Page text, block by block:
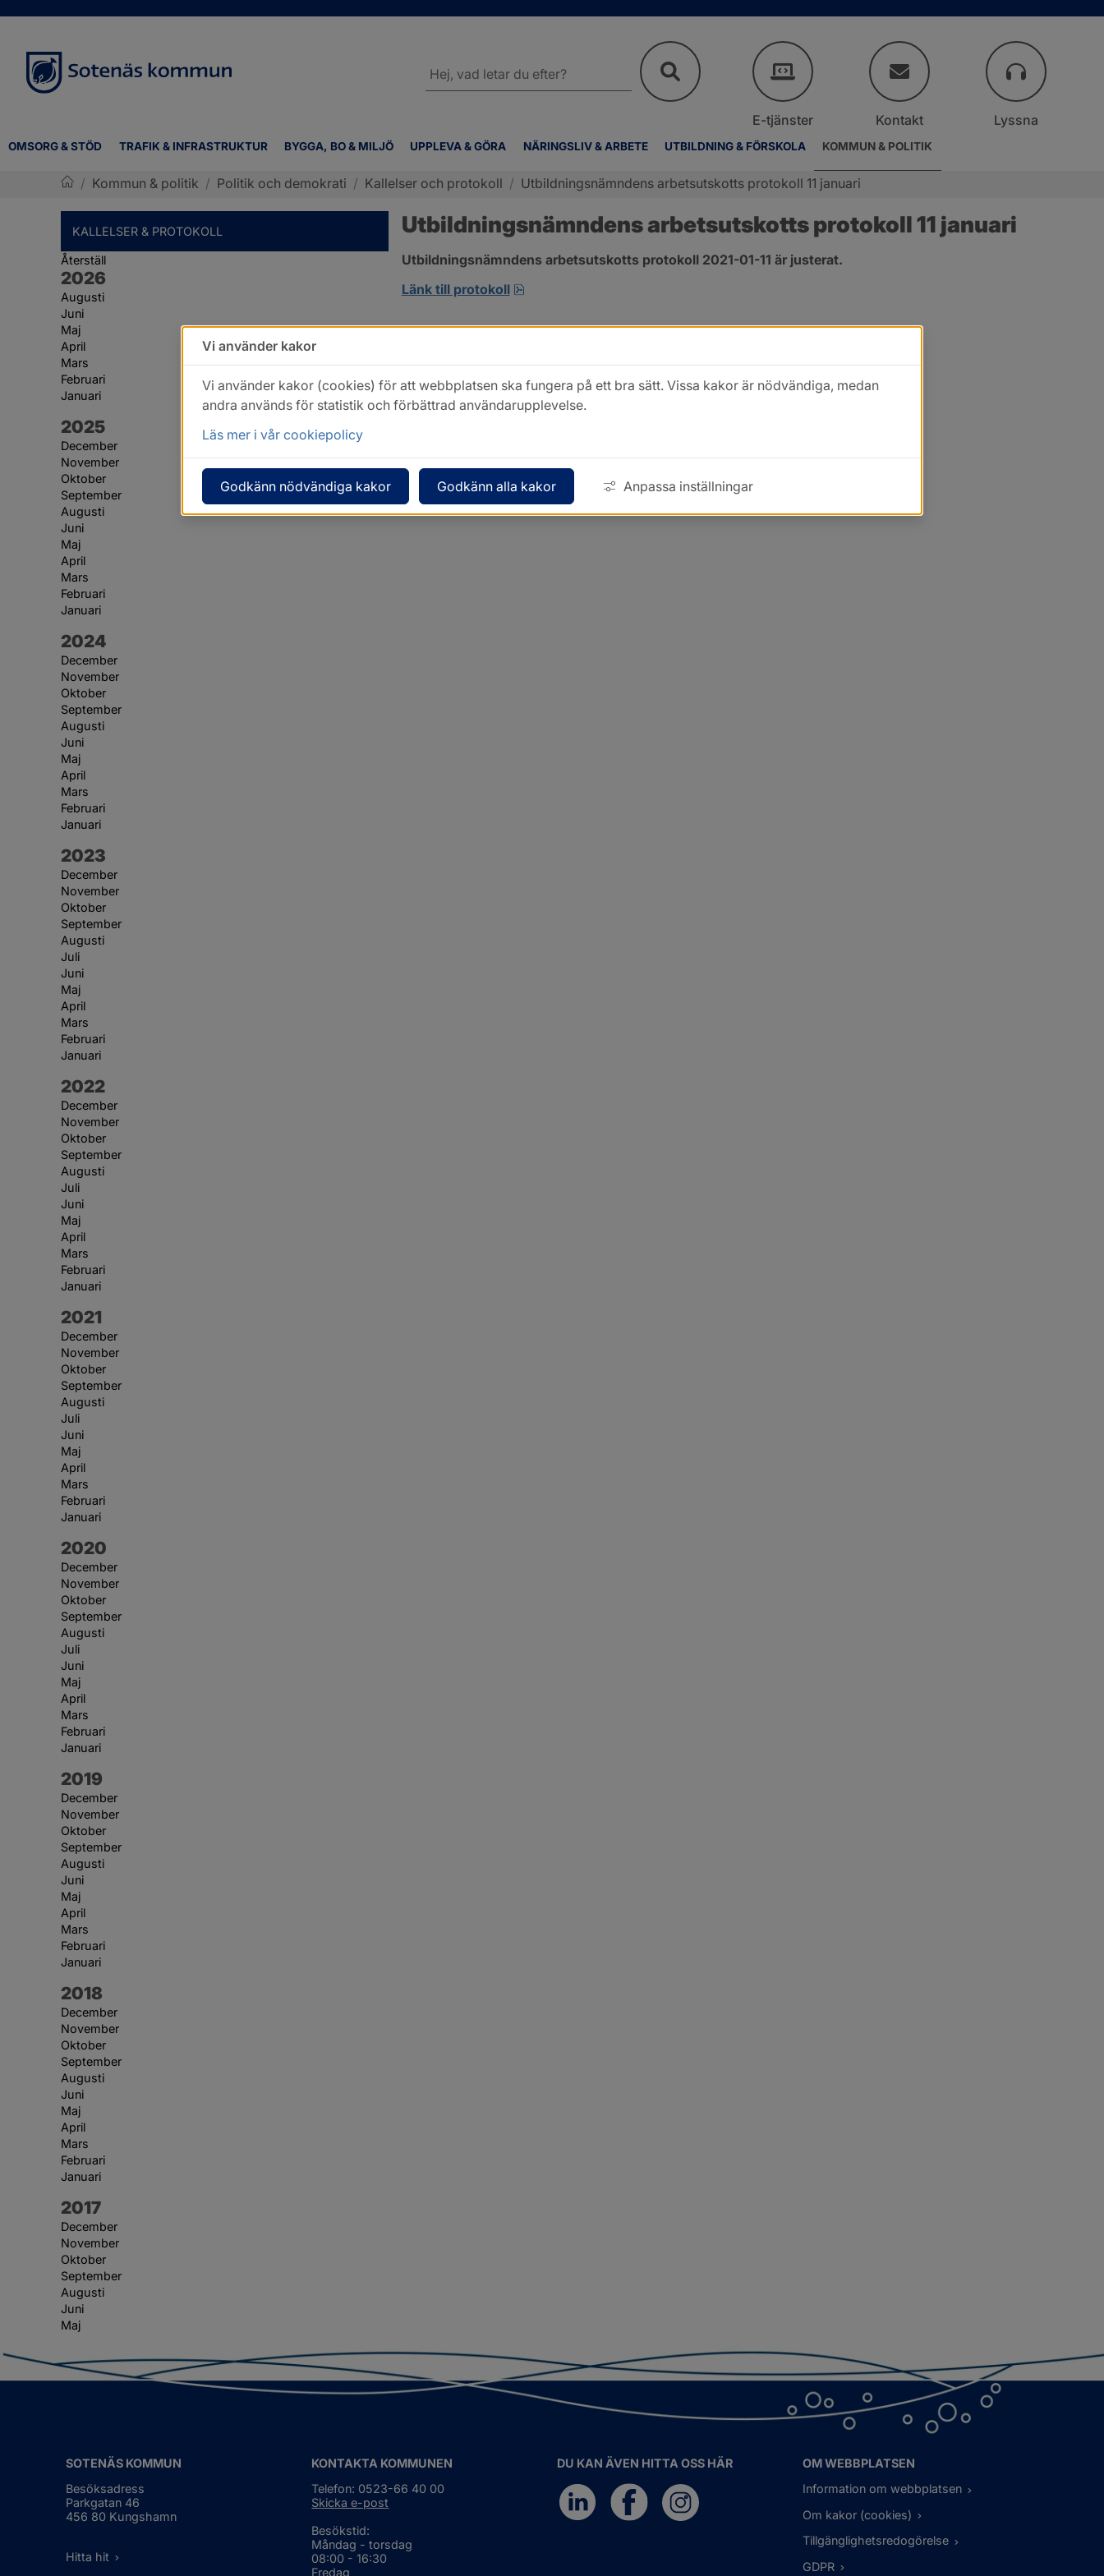
OMSORG & STÖD TRAFIK & INFRASTRUKTUR BYGGA, BO & MILJÖ UPPLEVA & GÖRA NÄRINGSLIV & ARBETE UTBILDNING & FÖRSKOLA KOMMUN & POLITIK
webbplatsen
E-tjänster Kontakt Lyssna
/ Kommun & politik / Politik och demokrati / Kallelser och protokoll / Utbildningsnämndens arbetsutskotts protokoll 11 januari
KALLELSER & PROTOKOLL
Återställ
År:
2026
Augusti
Juni
Maj
April
Mars
Februari
Januari
År:
2025
December
November
Oktober
September
Augusti
Juni
Maj
April
Mars
Februari
Januari
År:
2024
December
November
Oktober
September
Augusti
Juni
Maj
April
Mars
Februari
Januari
År:
2023
December
November
Oktober
September
Augusti
Juli
Juni
Maj
April
Mars
Februari
Januari
År:
2022
December
November
Oktober
September
Augusti
Juli
Juni
Maj
April
Mars
Februari
Januari
År:
2021
December
November
Oktober
September
Augusti
Juli
Juni
Maj
April
Mars
Februari
Januari
År:
2020
December
November
Oktober
September
Augusti
Juli
Juni
Maj
April
Mars
Februari
Januari
År:
2019
December
November
Oktober
September
Augusti
Juni
Maj
April
Mars
Februari
Januari
År:
2018
December
November
Oktober
September
Augusti
Juni
Maj
April
Mars
Februari
Januari
År:
2017
December
November
Oktober
September
Augusti
Juni
Maj
Utbildningsnämndens arbetsutskotts protokoll 11 januari
Utbildningsnämndens arbetsutskotts protokoll 2021-01-11 är justerat.
Länk till protokoll
pdf, 167.8 kB, öppnas i nytt fönster.
SOTENÄS KOMMUN
Besöksadress
Parkgatan 46
456 80 Kungshamn
Hitta hit
KONTAKTA KOMMUNEN
Telefon: 0523-66 40 00
Skicka e-post
Besökstid:
Måndag - torsdag
08:00 - 16:30
Fredag
DU KAN ÄVEN HITTA OSS HÄR
OM WEBBPLATSEN
Information om webbplatsen
Om kakor (cookies)
Tillgänglighetsredogörelse
GDPR
Vi använder kakor
Vi använder kakor (cookies) för att webbplatsen ska fungera på ett bra sätt. Vissa kakor är nödvändiga, medan
andra används för statistik och förbättrad användarupplevelse.
Läs mer i vår cookiepolicy
Godkänn nödvändiga kakor Godkänn alla kakor Anpassa inställningar